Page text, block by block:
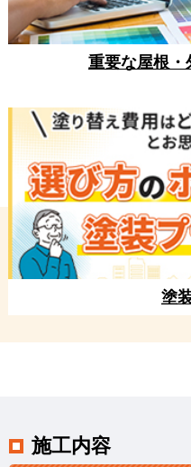
重要な屋根・
塗
施工内容